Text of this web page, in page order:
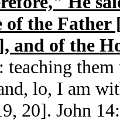
of the Father
and of the
: teaching
lo, I am
20]. John